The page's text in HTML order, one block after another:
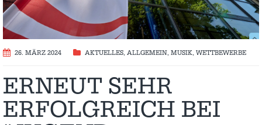
26. MÄRZ 2024 AKTUELLES, ALLGEMEIN, MUSIK, WETTBEWERBE
ERNEUT SEHR
ERFOLGREICH BEI